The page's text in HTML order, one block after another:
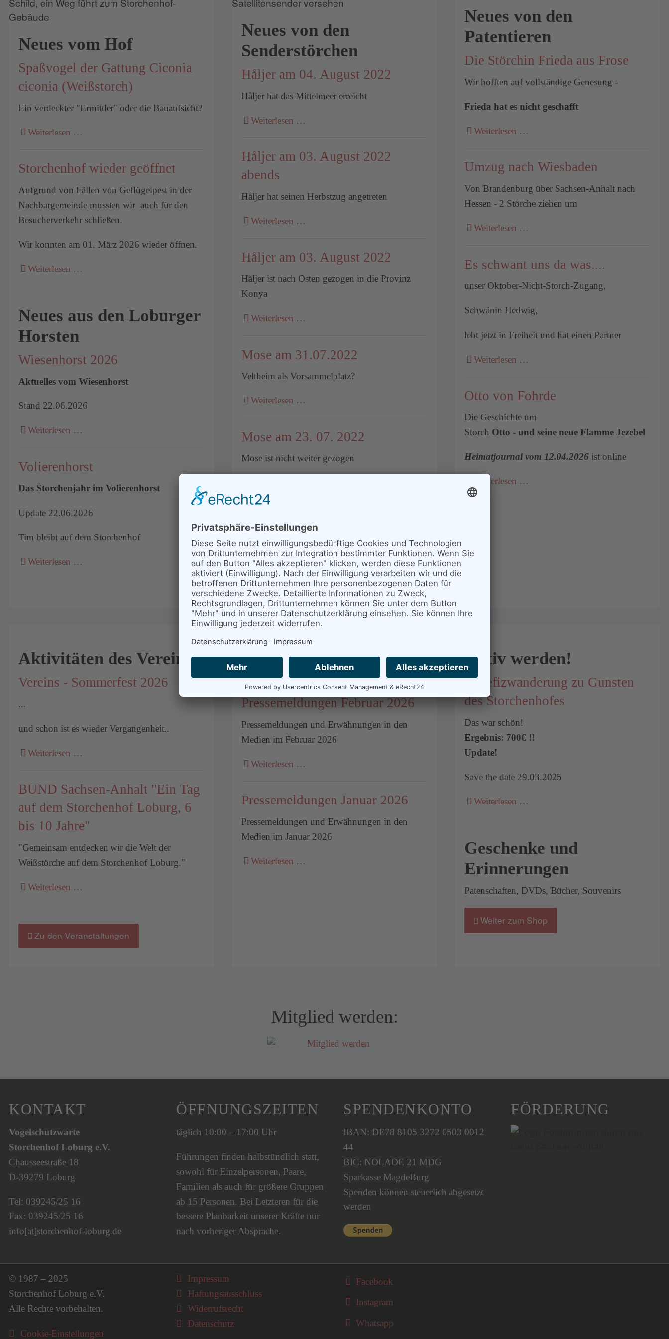
Neues vom Hof
Spaßvogel der Gattung Ciconia
ciconia (Weißstorch)
Ein verdeckter "Ermittler" oder die Bauaufsicht?
Weiterlesen …
Storchenhof wieder geöffnet
Aufgrund von Fällen von Geflügelpest in der
Nachbargemeinde mussten wir auch für den
Besucherverkehr schließen.
Wir konnten am 01. März 2026 wieder öffnen.
Weiterlesen …
Neues aus den Loburger
Horsten
Wiesenhorst 2026
Aktuelles vom Wiesenhorst
Stand 22.06.2026
Weiterlesen …
Volierenhorst
Das Storchenjahr im Volierenhorst
Update 22.06.2026
Tim bleibt auf dem Storchenhof
Weiterlesen …
Neues von den
Senderstörchen
Håljer am 04. August 2022
Håljer hat das Mittelmeer erreicht
Weiterlesen …
Håljer am 03. August 2022
abends
Håljer hat seinen Herbstzug angetreten
Weiterlesen …
Håljer am 03. August 2022
Håljer ist nach Osten gezogen in die Provinz
Konya
Weiterlesen …
Mose am 31.07.2022
Veltheim als Vorsammelplatz?
Weiterlesen …
Mose am 23. 07. 2022
Mose ist nicht weiter gezogen
Neues von den
Patentieren
Die Störchin Frieda aus Frose
Wir hofften auf vollständige Genesung -
Frieda hat es nicht geschafft
Weiterlesen …
Umzug nach Wiesbaden
Von Brandenburg über Sachsen-Anhalt nach
Hessen - 2 Störche ziehen um
Weiterlesen …
Es schwant uns da was....
unser Oktober-Nicht-Storch-Zugang,
Schwänin Hedwig,
lebt jetzt in Freiheit und hat einen Partner
Weiterlesen …
Otto von Fohrde
Die Geschichte um
Storch Otto - und seine neue Flamme Jezebel
Heimatjournal vom 12.04.2026 ist online
Weiterlesen …
Aktivitäten des Vereins
Vereins - Sommerfest 2026
...
und schon ist es wieder Vergangenheit..
Weiterlesen …
BUND Sachsen-Anhalt "Ein Tag
auf dem Storchenhof Loburg, 6
bis 10 Jahre"
"Gemeinsam entdecken wir die Welt der
Weißstörche auf dem Storchenhof Loburg."
Weiterlesen …
Zu den Veranstaltungen
Der Storchenhof in den
Medien
Pressemeldungen Februar 2026
Pressemeldungen und Erwähnungen in den
Medien im Februar 2026
Weiterlesen …
Pressemeldungen Januar 2026
Pressemeldungen und Erwähnungen in den
Medien im Januar 2026
Weiterlesen …
Aktiv werden!
Benefizwanderung zu Gunsten
des Storchenhofes
Das war schön!
Ergebnis: 700€ !!
Update!
Save the date 29.03.2025
Weiterlesen …
Geschenke und
Erinnerungen
Patenschaften, DVDs, Bücher, Souvenirs
Weiter zum Shop
Mitglied werden:
KONTAKT
Vogelschutzwarte
Storchenhof Loburg e.V.
Chausseestraße 18
D-39279 Loburg
Tel: 039245/25 16
Fax: 039245/25 16
info[at]storchenhof-loburg.de
ÖFFNUNGSZEITEN
täglich 10:00 – 17:00 Uhr
Führungen finden halbstündlich statt,
sowohl für Einzelpersonen, Paare,
Familien als auch für größere Gruppen
ab 15 Personen. Bei Letzteren für die
bessere Planbarkeit unserer Kräfte nur
nach vorheriger Absprache.
SPENDENKONTO
IBAN: DE78 8105 3272 0503 0012
44
BIC: NOLADE 21 MDG
Sparkasse MagdeBurg
Spenden können steuerlich abgesetzt
werden
FÖRDERUNG
© 1987 – 2025
Storchenhof Loburg e.V.
Alle Rechte vorbehalten.
Cookie-Einstellungen
Navigation überspringen
Impressum
Haftungsausschluss
Widerrufsrecht
Datenschutz
Facebook
Instagram
Whatsapp